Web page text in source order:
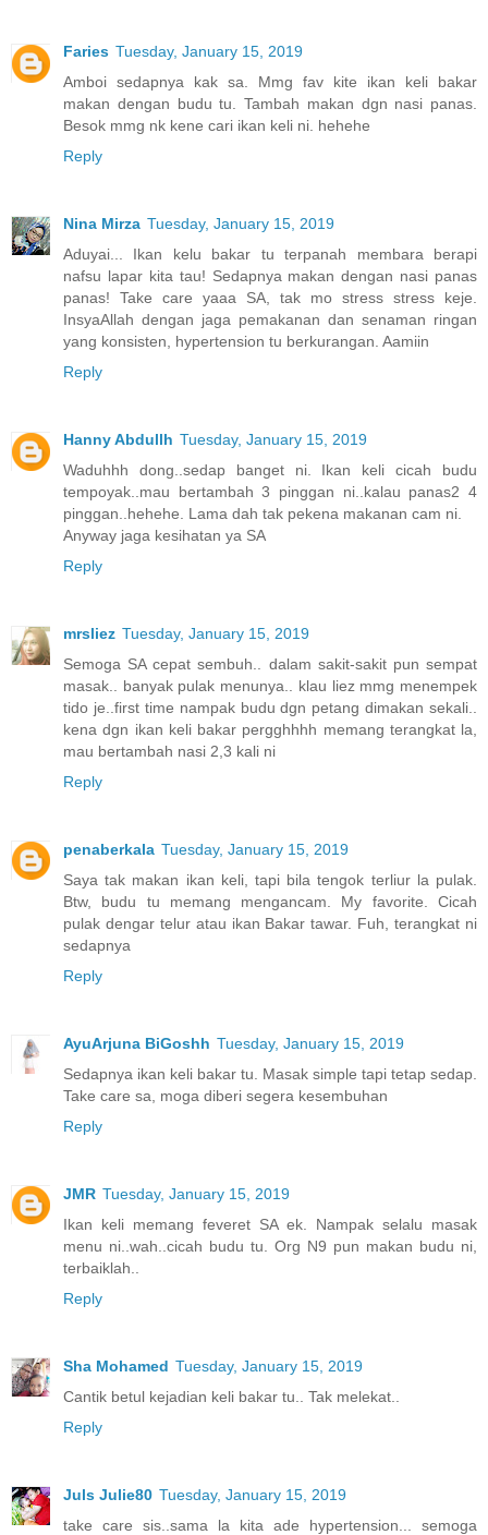
Faries Tuesday, January 15, 2019
Amboi sedapnya kak sa. Mmg fav kite ikan keli bakar
makan dengan budu tu. Tambah makan dgn nasi panas.
Besok mmg nk kene cari ikan keli ni. hehehe
Reply
Nina Mirza Tuesday, January 15, 2019
Aduyai... Ikan kelu bakar tu terpanah membara berapi
nafsu lapar kita tau! Sedapnya makan dengan nasi panas
panas! Take care yaaa SA, tak mo stress stress keje.
InsyaAllah dengan jaga pemakanan dan senaman ringan
yang konsisten, hypertension tu berkurangan. Aamiin
Reply
Hanny Abdullh Tuesday, January 15, 2019
Waduhhh dong..sedap banget ni. Ikan keli cicah budu
tempoyak..mau bertambah 3 pinggan ni..kalau panas2 4
pinggan..hehehe. Lama dah tak pekena makanan cam ni.
Anyway jaga kesihatan ya SA
Reply
mrsliez Tuesday, January 15, 2019
Semoga SA cepat sembuh.. dalam sakit-sakit pun sempat
masak.. banyak pulak menunya.. klau liez mmg menempek
tido je..first time nampak budu dgn petang dimakan sekali..
kena dgn ikan keli bakar pergghhhh memang terangkat la,
mau bertambah nasi 2,3 kali ni
Reply
penaberkala Tuesday, January 15, 2019
Saya tak makan ikan keli, tapi bila tengok terliur la pulak.
Btw, budu tu memang mengancam. My favorite. Cicah
pulak dengar telur atau ikan Bakar tawar. Fuh, terangkat ni
sedapnya
Reply
AyuArjuna BiGoshh Tuesday, January 15, 2019
Sedapnya ikan keli bakar tu. Masak simple tapi tetap sedap.
Take care sa, moga diberi segera kesembuhan
Reply
JMR Tuesday, January 15, 2019
Ikan keli memang feveret SA ek. Nampak selalu masak
menu ni..wah..cicah budu tu. Org N9 pun makan budu ni,
terbaiklah..
Reply
Sha Mohamed Tuesday, January 15, 2019
Cantik betul kejadian keli bakar tu.. Tak melekat..
Reply
Juls Julie80 Tuesday, January 15, 2019
take care sis..sama la kita ade hypertension... semoga